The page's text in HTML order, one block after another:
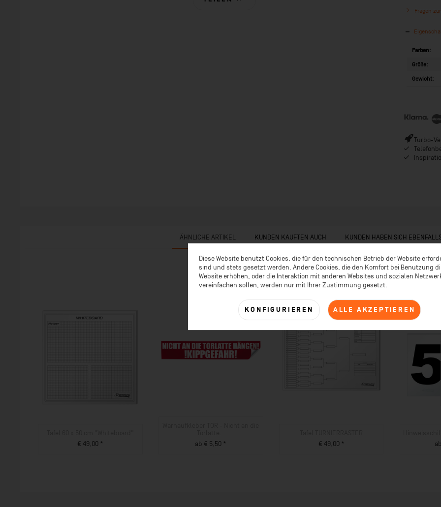
Fragen
Farben:
Größe:
Gewicht:
Turbo-
ÄHNLICHE ARTIKEL KUNDEN KAUFTEN AUCH KUNDEN HABEN SICH
€ 49,00 *
ab € 5,50 *
€ 49,00 *
Diese Website benutzt Cookies, die für den technischen Betrieb der Website
sind und stets gesetzt werden. Andere Cookies, die den Komfort bei Benutzung
Website erhöhen, oder die Interaktion mit anderen Websites und sozialen
vereinfachen sollen, werden nur mit Ihrer Zustimmung gesetzt.
ALLE AKZEPTIEREN
KONFIGURIEREN